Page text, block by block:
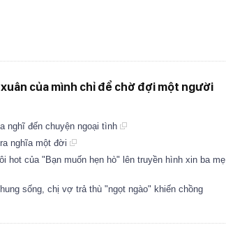
của mình chỉ để chờ đợi một người
nghĩ đến chuyện ngoại tình
nghĩa một đời
hot của "Bạn muốn hẹn hò" lên truyền hình xin ba mẹ
sống, chị vợ trả thù "ngọt ngào" khiến chồng